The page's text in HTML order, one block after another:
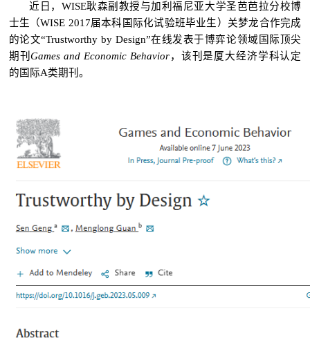
近日，WISE耿森副教授与加利福尼亚大学圣芭芭拉分校博
士生（WISE 2017届本科国际化试验班毕业生）关梦龙合作完成
的论文“Trustworthy by Design”在线发表于博弈论领域国际顶尖
期刊Games and Economic Behavior，该刊是厦大经济学科认定
的国际A类期刊。